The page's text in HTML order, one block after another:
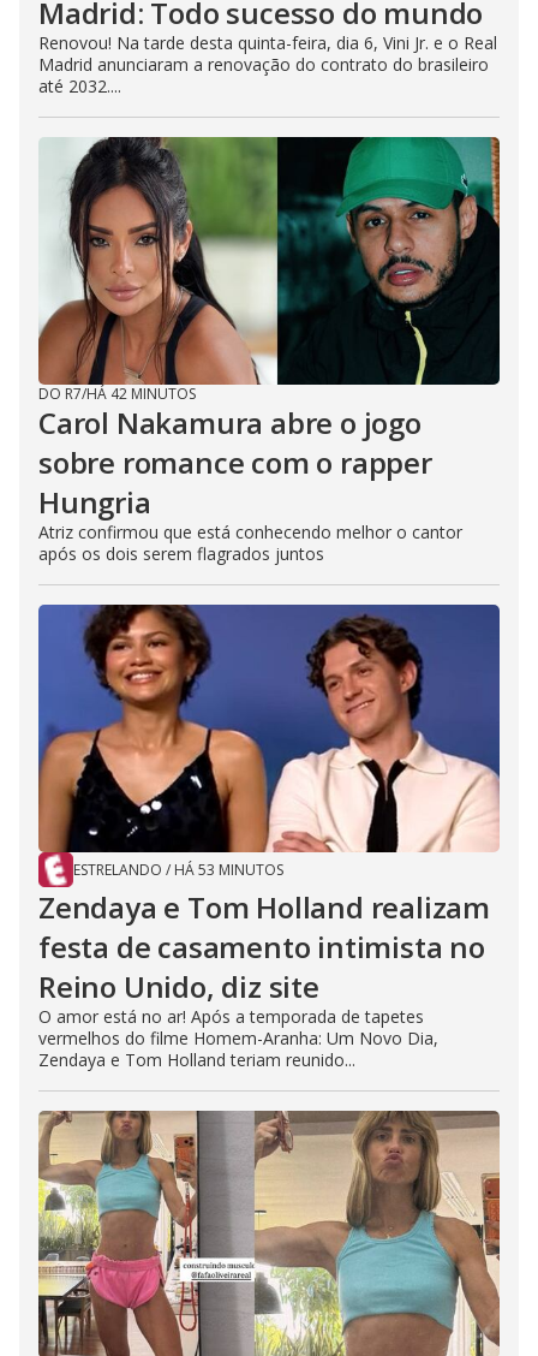
Madrid: Todo sucesso do mundo
Renovou! Na tarde desta quinta-feira, dia 6, Vini Jr. e o Real
Madrid anunciaram a renovação do contrato do brasileiro
até 2032....
DO R7/HÁ 42 MINUTOS
Carol Nakamura abre o jogo
sobre romance com o rapper
Hungria
Atriz confirmou que está conhecendo melhor o cantor
após os dois serem flagrados juntos
ESTRELANDO / HÁ 53 MINUTOS
Zendaya e Tom Holland realizam
festa de casamento intimista no
Reino Unido, diz site
O amor está no ar! Após a temporada de tapetes
vermelhos do filme Homem-Aranha: Um Novo Dia,
Zendaya e Tom Holland teriam reunido...